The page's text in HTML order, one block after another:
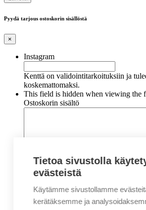
Pyydä tarjous ostoskorin sisällöstä
×
Instagram
Kenttä on validointitarkoituksiin ja
koskemattomaksi.
This field is hidden when viewing the
Ostoskorin sisältö
Nimi*
Etunimi
Tietoa sivustolla
evästeistä
Käytämme sivustollamme
kerätäksemme ja